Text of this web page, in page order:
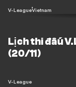
V-LeagueVietnam
Lịch thi đấu
(20/11)
V-League